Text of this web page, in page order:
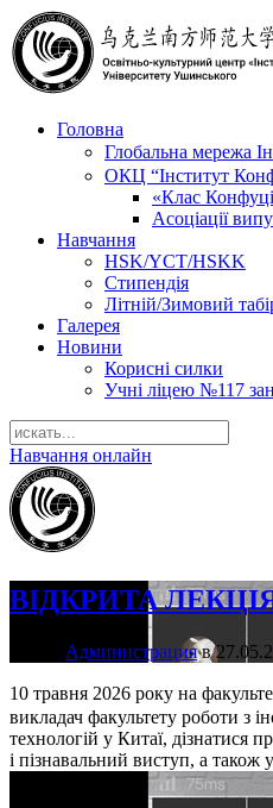
Головна
Глобальна мережа
ОКЦ “Інститут
«Клас
Асоціації
Навчання
HSK/YCT/HSKK
Стипендія
Літній/Зимовий
Галерея
Новини
Корисні силки
Учні ліцею №117
Навчання онлайн
ВІДКРИТА ЛЕКЦІЯ
Администрацияв
10 травня 2026 року на
викладач факультету роботи з
технологій у Китаї, дізнатися
і пізнавальний виступ, а також